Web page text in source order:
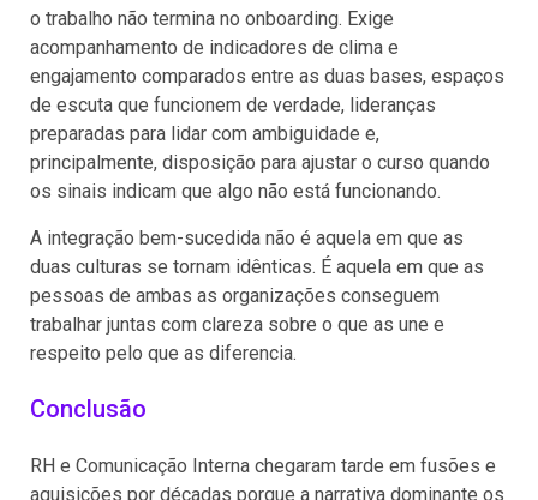
o trabalho não termina no onboarding. Exige
acompanhamento de indicadores de clima e
engajamento comparados entre as duas bases, espaços
de escuta que funcionem de verdade, lideranças
preparadas para lidar com ambiguidade e,
principalmente, disposição para ajustar o curso quando
os sinais indicam que algo não está funcionando.
A integração bem-sucedida não é aquela em que as
duas culturas se tornam idênticas. É aquela em que as
pessoas de ambas as organizações conseguem
trabalhar juntas com clareza sobre o que as une e
respeito pelo que as diferencia.
Conclusão
RH e Comunicação Interna chegaram tarde em fusões e
aquisições por décadas porque a narrativa dominante os